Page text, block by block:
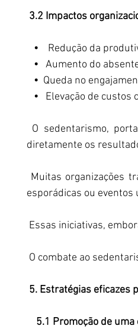
3.2 Impactos
• Redução da
•
Aumento do
• Queda no
•
Elevação de custos
O sedentarismo,
diretamente os
Muitas organizações
esporádicas ou eventos
Essas iniciativas,
O combate ao
5. Estratégias eficazes
5.1 Promoção de